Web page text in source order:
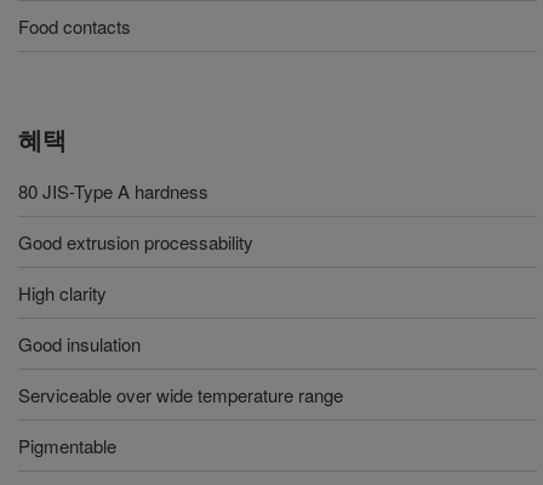
Food contacts
혜택
80 JIS-Type A hardness
Good extrusion processability
High clarity
Good insulation
Serviceable over wide temperature range
Pigmentable